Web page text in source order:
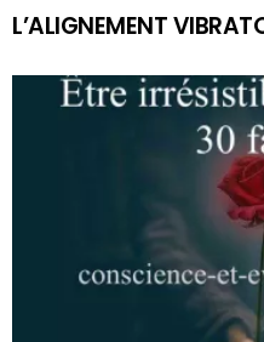
L’ALIGNEMENT